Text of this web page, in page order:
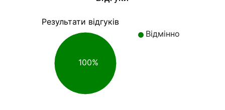
Результати відгуків
Відмінно
100%